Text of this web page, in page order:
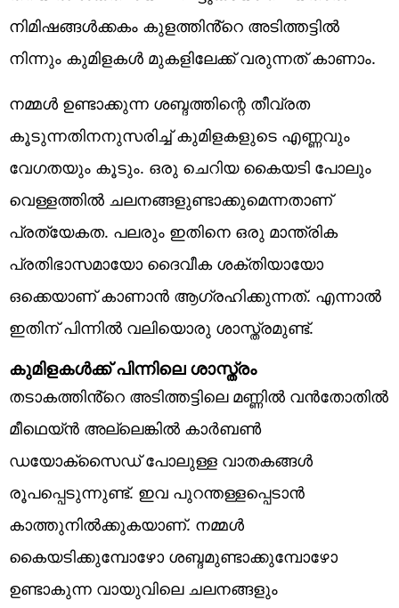
നിമിഷങ്ങൾക്കകം കുളത്തിൻ്റെ അടിത്തട്ടിൽ
നിന്നും കുമിളകൾ മുകളിലേക്ക് വരുന്നത് കാണാം.
നമ്മൾ ഉണ്ടാക്കുന്ന ശബ്ദത്തിന്റെ തീവ്രത
കൂടുന്നതിനനുസരിച്ച് കുമിളകളുടെ എണ്ണവും
വേഗതയും കൂടും. ഒരു ചെറിയ കൈയടി പോലും
വെള്ളത്തിൽ ചലനങ്ങളുണ്ടാക്കുമെന്നതാണ്
പ്രത്യേകത. പലരും ഇതിനെ ഒരു മാന്ത്രിക
പ്രതിഭാസമായോ ദൈവീക ശക്തിയായോ
ഒക്കെയാണ് കാണാൻ ആ​ഗ്രഹിക്കുന്നത്. എന്നാൽ
ഇതിന് പിന്നിൽ വലിയൊരു ശാസ്ത്രമുണ്ട്.
കുമിളകൾക്ക് പിന്നിലെ ശാസ്ത്രം
തടാകത്തിൻ്റെ അടിത്തട്ടിലെ മണ്ണിൽ വൻതോതിൽ
മീഥെയ്ൻ അല്ലെങ്കിൽ കാർബൺ
ഡയോക്സൈഡ് പോലുള്ള വാതകങ്ങൾ
രൂപപ്പെടുന്നുണ്ട്. ഇവ പുറന്തള്ളപ്പെടാൻ
കാത്തുനിൽക്കുകയാണ്. നമ്മൾ
കൈയടിക്കുമ്പോഴോ ശബ്ദമുണ്ടാക്കുമ്പോഴോ
ഉണ്ടാകുന്ന വായുവിലെ ചലനങ്ങളും